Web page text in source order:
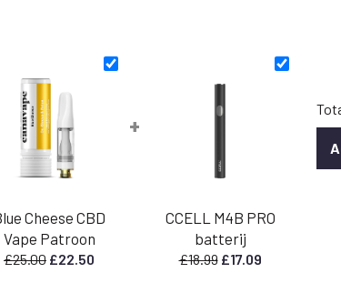
Cheese CBD
Vape Patroon
£25.00 Oorspronkelijke
£22.50
+
CCELL M4B PRO
batterij
£18.99 Oorspronkelijke
£17.09Huidige